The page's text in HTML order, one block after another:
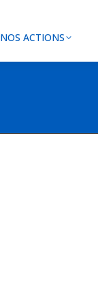
NOS ACTIONS